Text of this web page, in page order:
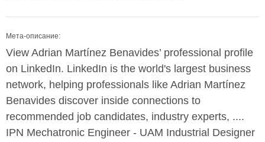
Мета-описание:
View Adrian Martínez Benavides’ professional profile
on LinkedIn. LinkedIn is the world's largest business
network, helping professionals like Adrian Martínez
Benavides discover inside connections to
recommended job candidates, industry experts, ....
IPN Mechatronic Engineer - UAM Industrial Designer